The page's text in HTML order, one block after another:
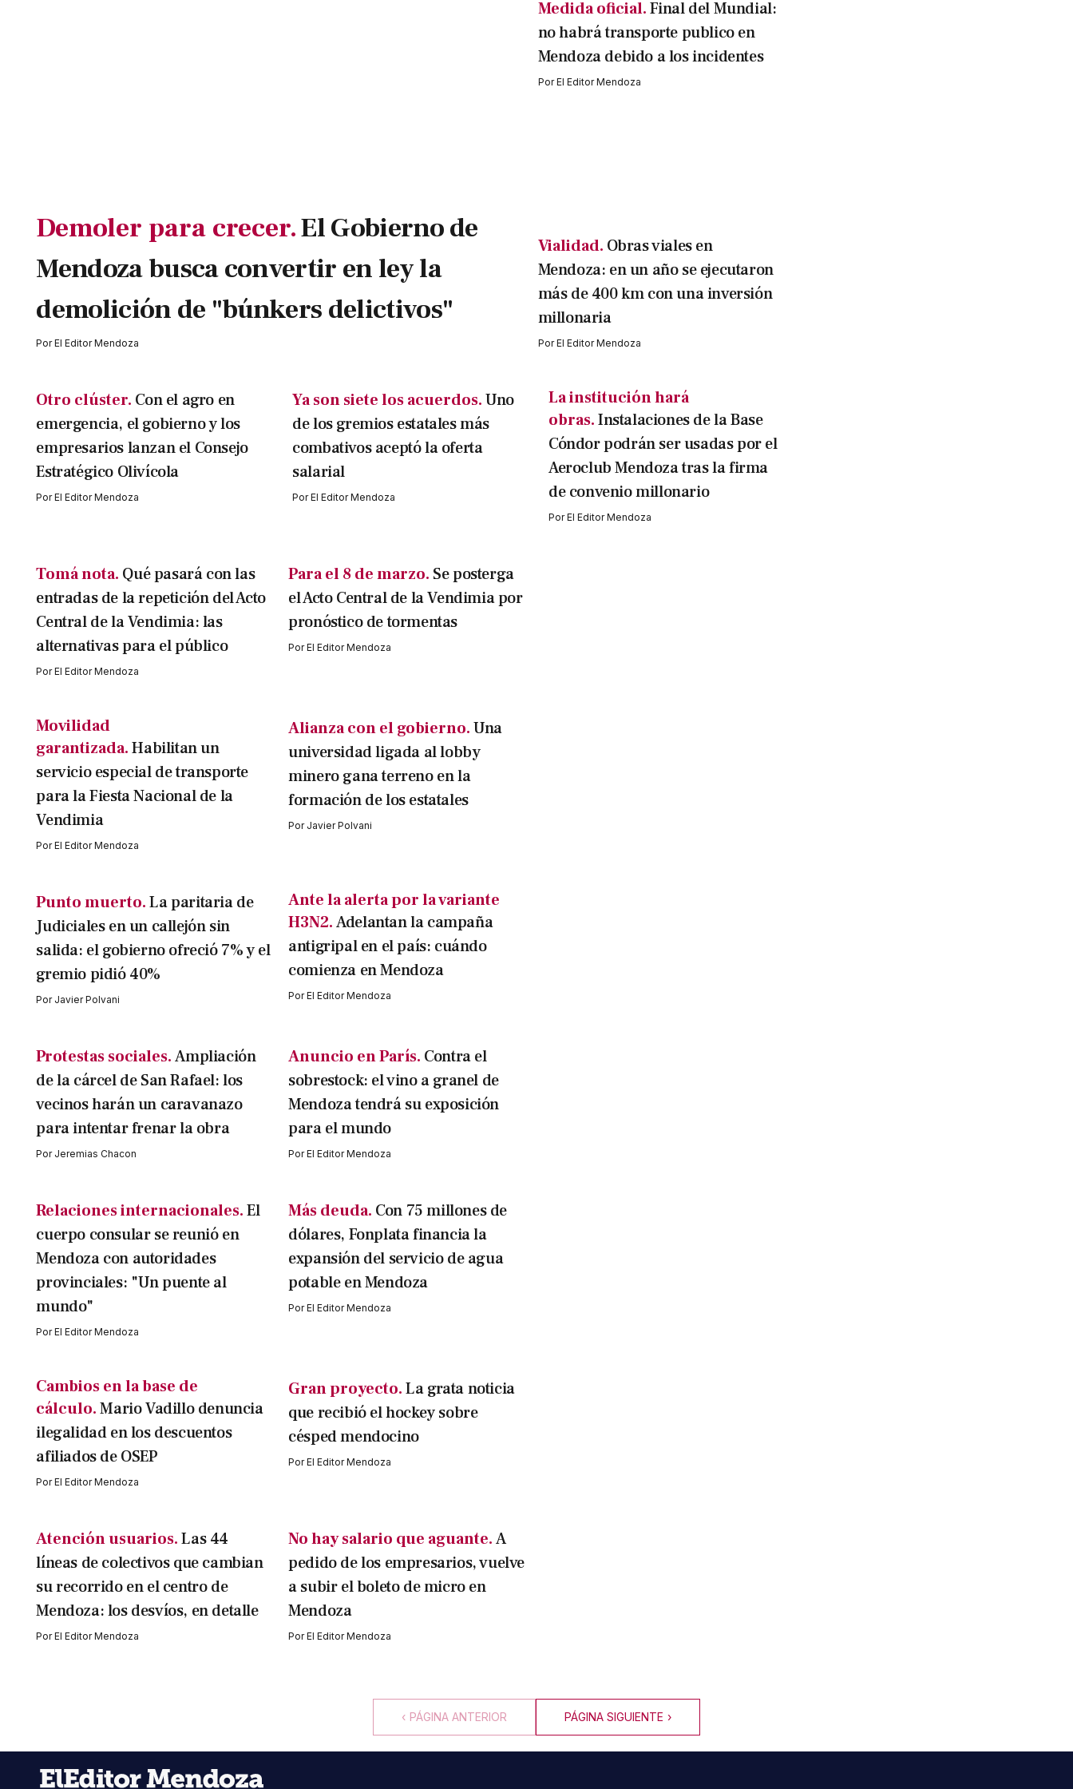
Demoler para crecer.El Gobierno de
Mendoza busca convertir en ley la
demolición de "búnkers delictivos"
PorEl Editor Mendoza
Medida oficial.Final del Mundial:
no habrá transporte publico en
Mendoza debido a los incidentes
PorEl Editor Mendoza
Vialidad. Obras viales en
Mendoza: en un año se ejecutaron
más de 400 km con una inversión
millonaria
PorEl Editor Mendoza
Otro clúster. Con el agro en
emergencia, el gobierno y los
empresarios lanzan el Consejo
Estratégico Olivícola
PorEl Editor Mendoza
Ya son siete los acuerdos.Uno
de los gremios estatales más
combativos aceptó la oferta
salarial
PorEl Editor Mendoza
La institución hará
obras.Instalaciones de la Base
Cóndor podrán ser usadas por el
Aeroclub Mendoza tras la firma
de convenio millonario
PorEl Editor Mendoza
Tomá nota. Qué pasará con las
entradas de la repetición del Acto
Central de la Vendimia: las
alternativas para el público
PorEl Editor Mendoza
Para el 8 de marzo. Se posterga
el Acto Central de la Vendimia por
pronóstico de tormentas
PorEl Editor Mendoza
Movilidad
garantizada. Habilitan un
servicio especial de transporte
para la Fiesta Nacional de la
Vendimia
PorEl Editor Mendoza
Alianza con el gobierno.Una
universidad ligada al lobby
minero gana terreno en la
formación de los estatales
Por Javier Polvani
Punto muerto. La paritaria de
Judiciales en un callejón sin
salida: el gobierno ofreció 7% y el
gremio pidió 40%
Por Javier Polvani
Ante la alerta por la variante
H3N2.Adelantan la campaña
antigripal en el país: cuándo
comienza en Mendoza
PorEl Editor Mendoza
Protestas sociales. Ampliación
de la cárcel de San Rafael: los
vecinos harán un caravanazo
para intentar frenar la obra
Por Jeremias Chacon
Anuncio en París. Contra el
sobrestock: el vino a granel de
Mendoza tendrá su exposición
para el mundo
PorEl Editor Mendoza
Relaciones internacionales. El
cuerpo consular se reunió en
Mendoza con autoridades
provinciales: "Un puente al
mundo"
PorEl Editor Mendoza
Más deuda. Con 75 millones de
dólares, Fonplata financia la
expansión del servicio de agua
potable en Mendoza
PorEl Editor Mendoza
Cambios en la base de
cálculo. Mario Vadillo denuncia
ilegalidad en los descuentos
afiliados de OSEP
PorEl Editor Mendoza
Gran proyecto.La grata noticia
que recibió el hockey sobre
césped mendocino
PorEl Editor Mendoza
Atención usuarios. Las 44
líneas de colectivos que cambian
su recorrido en el centro de
Mendoza: los desvíos, en detalle
PorEl Editor Mendoza
No hay salario que aguante.A
pedido de los empresarios, vuelve
a subir el boleto de micro en
Mendoza
PorEl Editor Mendoza
‹ PÁGINA ANTERIOR PÁGINA SIGUIENTE ›